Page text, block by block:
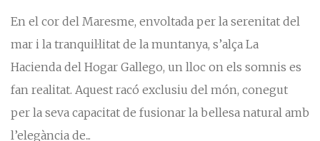
En el cor del Maresme, envoltada per la serenitat del
mar i la tranquil·litat de la muntanya, s’alça La
Hacienda del Hogar Gallego, un lloc on els somnis es
fan realitat. Aquest racó exclusiu del món, conegut
per la seva capacitat de fusionar la bellesa natural amb
l’elegància de...